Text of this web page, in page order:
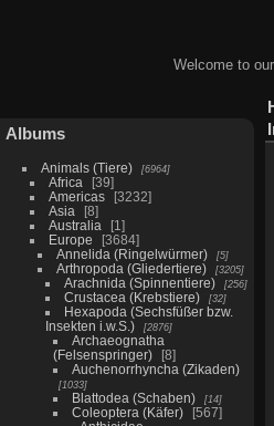
Welcome to
Albums
Animals (Tiere) 6964
Africa
39
Americas
3232
Asia
8
Australia
1
Europe
3684
Annelida (Ringelwürmer)
5
Arthropoda (Gliedertiere) 3205
Arachnida (Spinnentiere) 256
Crustacea (Krebstiere) 32
Hexapoda (Sechsfüßer bzw.
Insekten i.w.S.)
2876
Archaeognatha
(Felsenspringer)
8
Auchenorrhyncha (Zikaden)
1033
Blattodea (Schaben) 14
Coleoptera (Käfer)
567